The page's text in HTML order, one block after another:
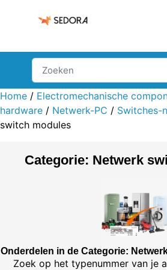
Home / Electromechanische
hardware / Netwerk-PC / Switches-
switch modules
Categorie: Netwerk
Onderdelen in de Categorie:
Zoek op het typenummer van je